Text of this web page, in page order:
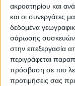
ακροατηρίου και
και οι συνεργάτες
δεδομένα
σάρωσης συσκευών.
στην επεξεργασία
περιγράφεται
πρόσβαση σε πιο
προτιμήσεις σας
ΠΑΡΟΜΟΙΑ